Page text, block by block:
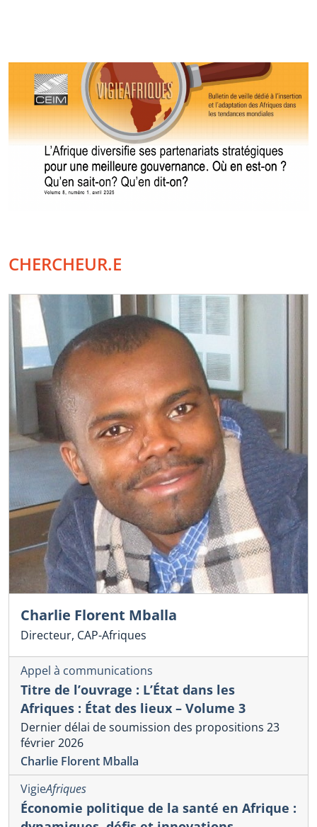
CHERCHEUR.E
Charlie Florent Mballa
Directeur, CAP-Afriques
Appel à communications
Titre de l’ouvrage : L’État dans les
Afriques : État des lieux – Volume 3
Dernier délai de soumission des propositions 23
février 2026
Charlie Florent Mballa
VigieAfriques
Économie politique de la santé en Afrique :